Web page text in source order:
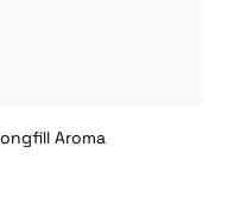
Aroma